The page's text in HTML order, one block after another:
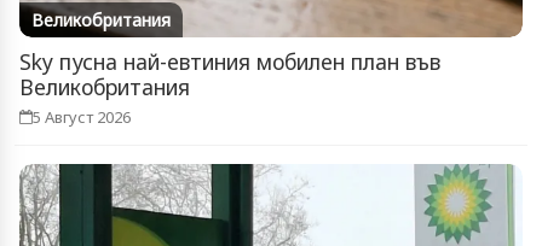
Великобритания
Sky пусна най-евтиния мобилен план във
Великобритания
5 Август 2026